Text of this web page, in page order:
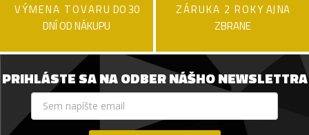
VÝMENA TOVARU DO 30
DNÍ OD NÁKUPU
ZÁRUKA 2 ROKY AJ NA
ZBRANE
PRIHLÁSTE SA NA ODBER NÁŠHO NEWSLETTRA